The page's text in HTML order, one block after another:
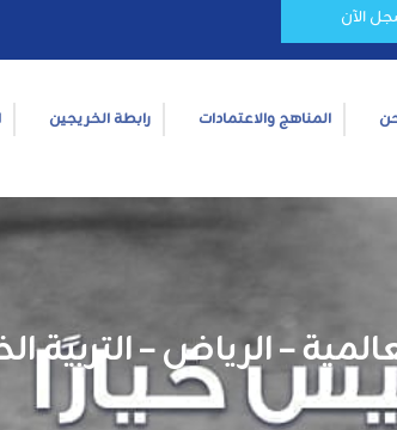
الآن
المناهج والاعتمادات رابطة الخريجين
– الرياض – التربية